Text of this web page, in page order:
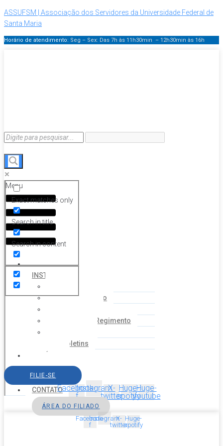
ASSUFSM | Associação dos Servidores da Universidade Federal de
Santa Maria
Horário de atendimento: Seg – Sex: Das 7h às 11h30min – 12h30min às 16h
Exact matches only
Search in title
Search in content
Menu
HOME
INSTITUCIONAL
Coordenação
Estatuto e Regimento
Boletins
SERVIÇOS
AGENDA
CONTATO
FILIE-SE
Facebook-
f
InstagramX-
twitter
Huge-
spotify
Huge-
youtube
ÁREA DO FILIADO
Facebook-
f
InstagramX-
twitter
Huge-
spotify